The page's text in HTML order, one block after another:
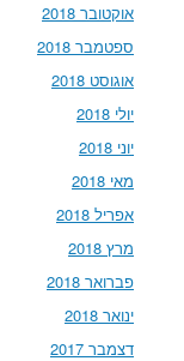
אוקטובר 2018
ספטמבר 2018
אוגוסט 2018
יולי 2018
יוני 2018
מאי 2018
אפריל 2018
מרץ 2018
פברואר 2018
ינואר 2018
דצמבר 2017